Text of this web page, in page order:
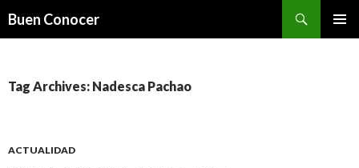
Buen Conocer
Tag Archives: Nadesca Pachao
ACTUALIDAD